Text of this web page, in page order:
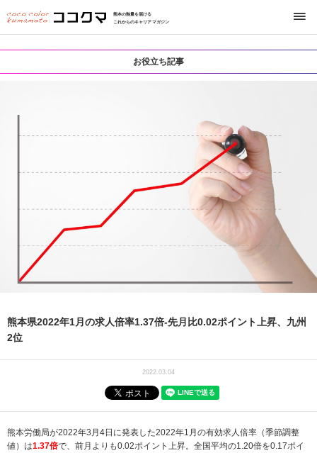
熊本の熱量を届ける
これからのキャリアマガジン
お役立ち記事
熊本県2022年1月の求人倍率1.37倍‐先月比0.02ポイント上昇、九州
2位
2022.03.04
熊本労働局が2022年3月4日に発表した2022年1月の有効求人倍率（季節調整
値）は1.37倍で、前月よりも0.02ポイント上昇。全国平均の1.20倍を0.17ポイ